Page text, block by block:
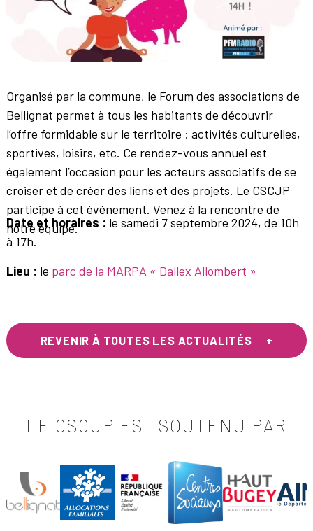
Organisé par la commune, le Forum des associations de
Bellignat permet à tous les habitants de découvrir
l’offre formidable sur le territoire : activités culturelles,
sportives, loisirs, etc. Ce rendez-vous annuel est
également l’occasion pour les acteurs associatifs de se
croiser et de créer des liens et des projets. Le CSCJP
participe à cet événement. Venez à la rencontre de
notre équipe.
Date et horaires : le samedi 7 septembre 2024, de 10h
à 17h.
Lieu : le parc de la MARPA « Dallex Allombert »
REVENIR À TOUTES LES ACTUALITÉS
LE CSCJP EST SOUTENU PAR